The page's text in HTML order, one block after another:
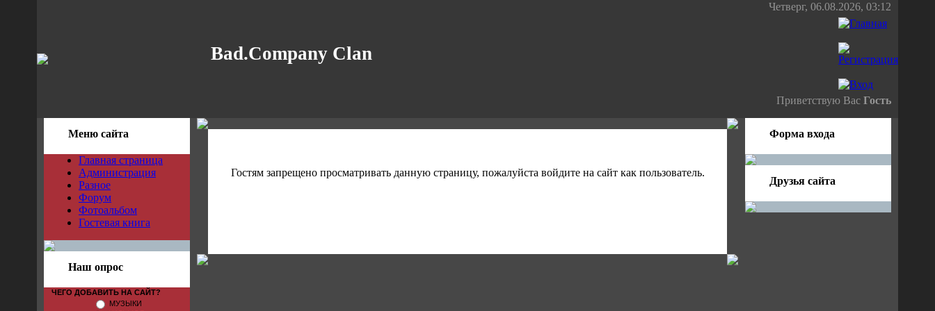
Четверг, 06.08.2026, 03:12
Bad.Company Clan
Приветствую Вас Гость
Меню сайта
Главная страница
Администрация
Разное
Форум
Фотоальбом
Гостевая книга
Наш опрос
ЧЕГО ДОБАВИТЬ НА САЙТ?
МУЗЫКИ
Гостям запрещено просматривать данную страницу, пожалуйста войдите на сайт как пользователь.
Форма входа
Друзья сайта